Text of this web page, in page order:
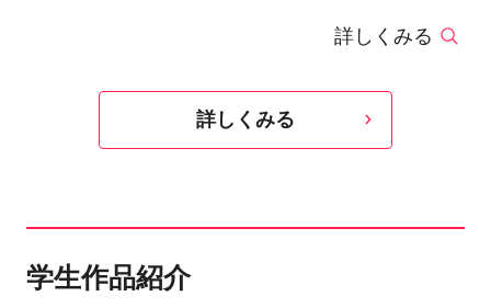
動車、SCARABE、モンソーフルール、シャング
リ・ラホテル東京、aquagirl、DDD、
詳しくみる
詳しくみる
学生作品紹介